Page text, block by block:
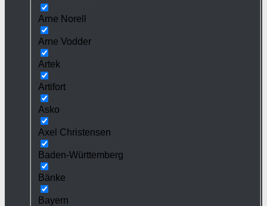
Arne Norell
Arne Vodder
Artek
Artifort
Asko
Axel Christensen
Baden-Württemberg
Bänke
Bayern